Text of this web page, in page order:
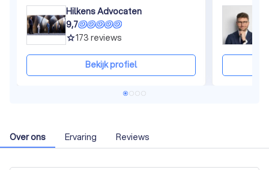
Hilkens Advocaten
9,7
grade173 reviews
Bekijk profiel
Over ons Ervaring Reviews